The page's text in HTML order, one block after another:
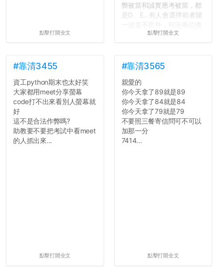
點擊打開全文
弊被當和誠實應考被當，都
是D、E...有人會選擇前者賭
心教授看起來要輕輕放下
長作弊的風氣。
反正老人我明天就要搬離新
竹，之後如何發展與我無
關，就當最後一天發個牢騷
吧XD，祝學弟妹們修課順利
~~...
點擊打開全文
#靠清3455
資工python期末也太好笑
大家都用meet分享螢幕
code打不出來看別人螢幕就
好
這不是合法作弊嗎?
助教要不要把考試中看meet
的人抓出來...
點擊打開全文
#靠清3565
親愛的
你今天拿了89就是89
你今天拿了84就是84
你今天拿了79就是79
不要照三餐寄信問可不可以
加那一分
7414...
點擊打開全文